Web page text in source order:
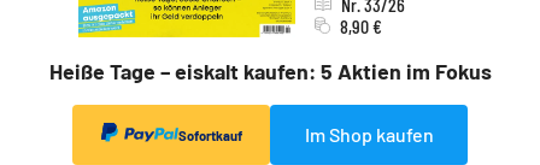
Heiße Tage – eiskalt kaufen: 5 Aktien im Fokus
8,90 €
Sofortkauf Im Shop kaufen